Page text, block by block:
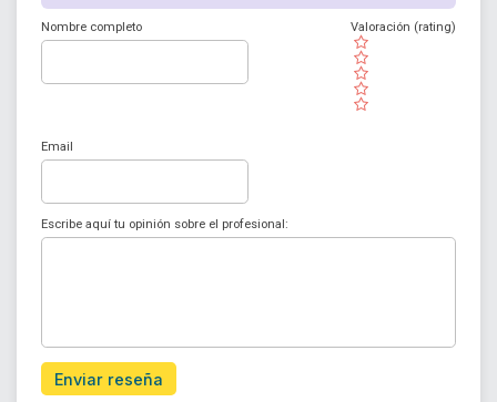
Nombre completo
( )
( )
( )
( )
( )
Valoración (rating)
Email
Escribe aquí tu opinión sobre el profesional:
Enviar reseña